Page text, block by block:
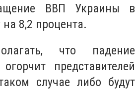
ВВП Украины в
8,2 процента.
что падение
представителей
случае либо будут